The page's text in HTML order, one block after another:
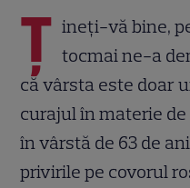
Ț ineți-vă bine,
tocmai ne-a
că vârsta este doar
curajul în materie
în vârstă de 63 de
privirile pe covorul